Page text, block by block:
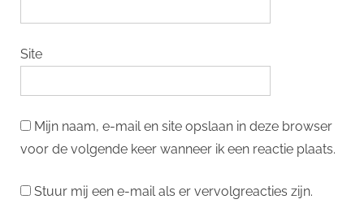
Site
Mijn naam, e-mail en site opslaan in deze browser
voor de volgende keer wanneer ik een reactie plaats.
Stuur mij een e-mail als er vervolgreacties zijn.